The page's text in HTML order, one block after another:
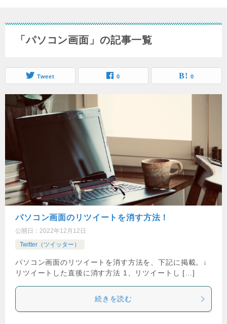
「パソコン画面」の記事一覧
Tweet 0 0
パソコン画面のリツイートを消す方法！
公開日： 2022年12月12日
Twitter（ツイッター）
パソコン画面のリツイートを消す方法を、下記に掲載。↓
リツイートした直後に消す方法 1、リツイートし […]
続きを読む